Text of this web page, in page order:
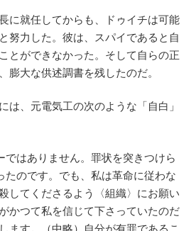
に就任してからも、ドゥイチは可能
努力した。彼は、スパイであると自
とができなかった。そして自らの正
膨大な供述調書を残したのだ。
は、元電気工の次のような「自白」
ではありません。罪状を突きつけら
たのです。でも、私は革命に従わな
してくださるよう〈組織〉にお願い
かつて私を信じて下さっていたのだ
ます。（中略）自分が有罪であるこ